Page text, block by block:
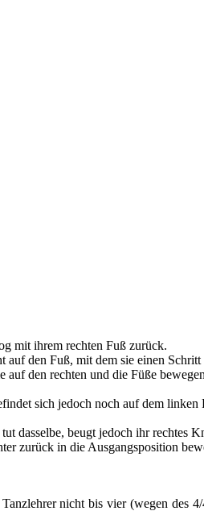
mit ihrem rechten Fuß zurück.
den Fuß, mit dem sie einen Schritt
den rechten und die Füße
sich jedoch noch auf dem
dasselbe, beugt jedoch ihr rechtes
zurück in die Ausgangsposition
nicht bis vier (wegen des